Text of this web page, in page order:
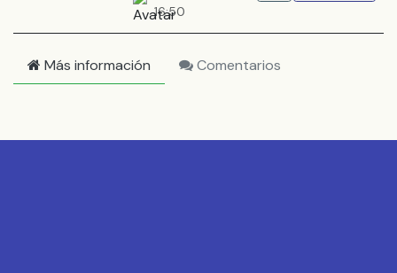
16:50
Más información Comentarios